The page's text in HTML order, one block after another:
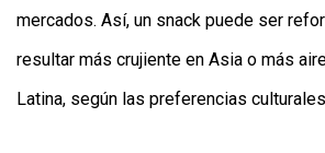
mercados. Así, un snack puede ser
resultar más crujiente en Asia o más
Latina, según las preferencias